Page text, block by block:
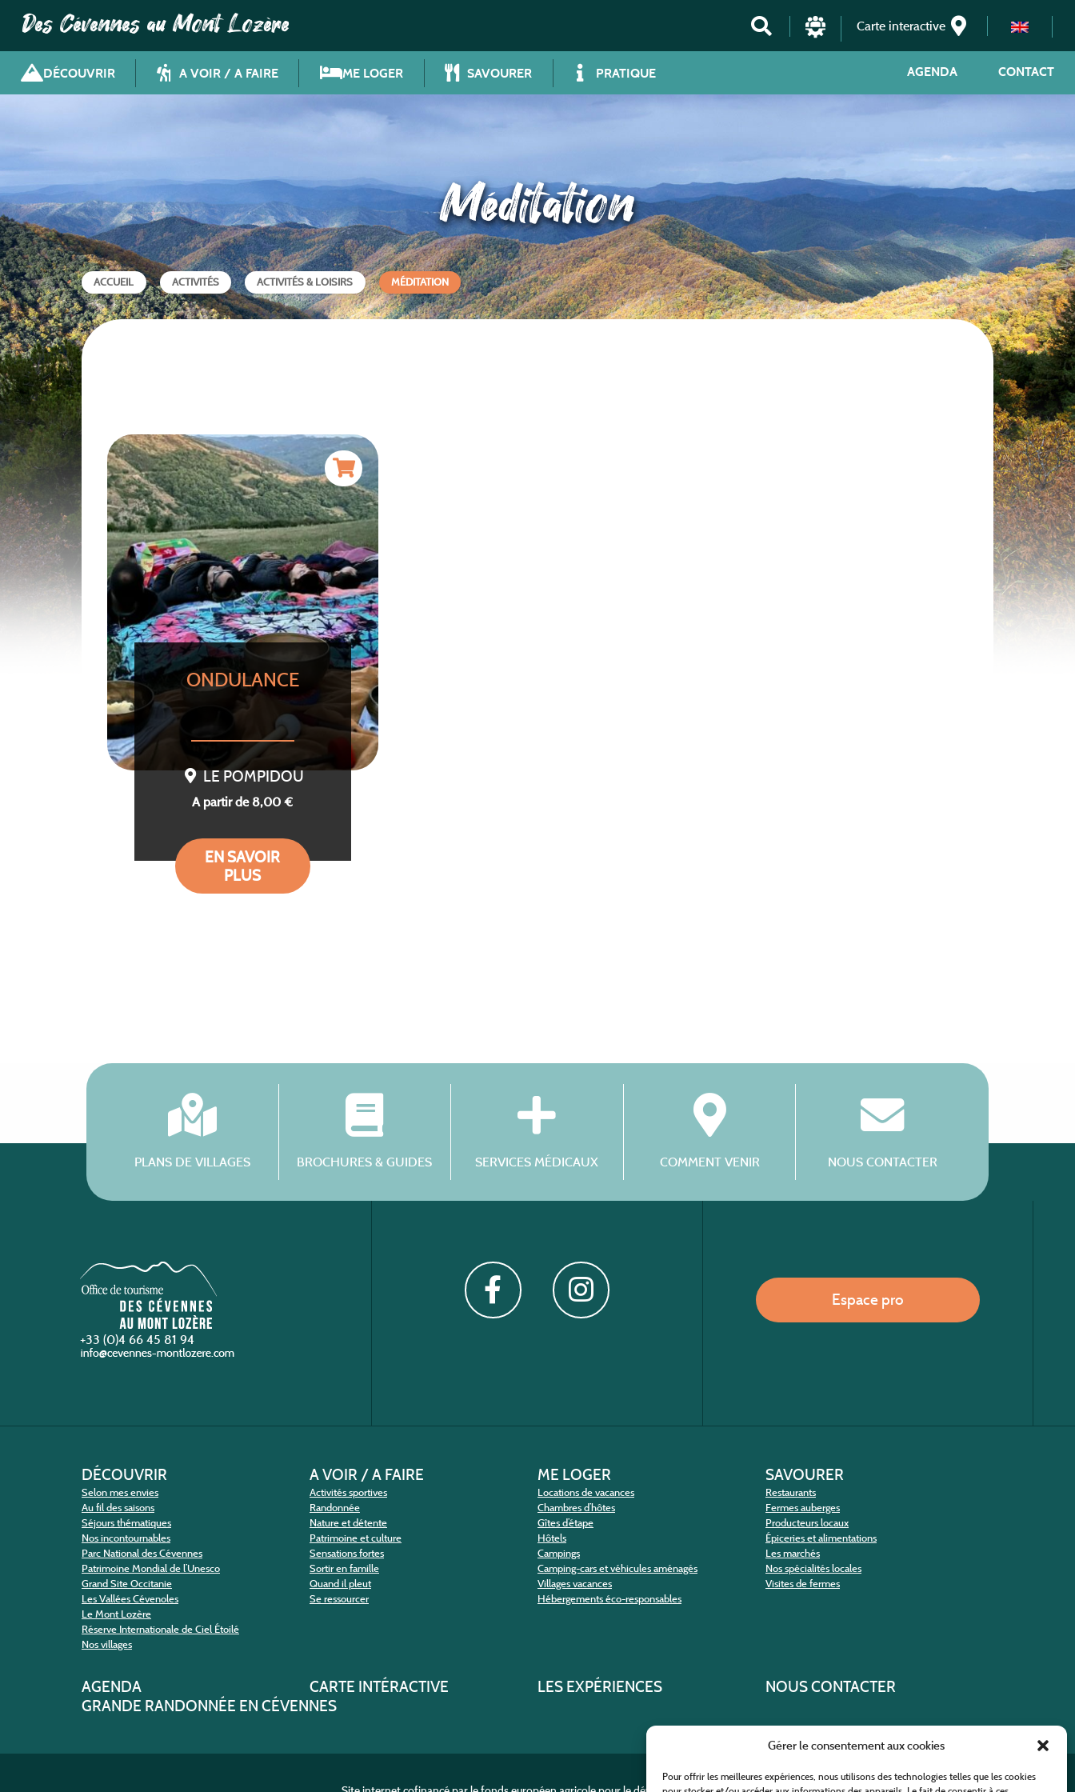
Gérer le consentement aux cookies
Pour offrir les meilleures expériences, nous utilisons des technologies telles que les cookies
Des Cévennes au Mont Lozère Carte interactive
DÉCOUVRIR A VOIR / A FAIRE ME LOGER SAVOURER PRATIQUE CONTACT
AGENDA
Méditation
ACCUEIL ACTIVITÉS ACTIVITÉS & LOISIRS MÉDITATION
ONDULANCE
LE POMPIDOU
A partir de 8,00 €
EN SAVOIR
PLUS
PLANS DE VILLAGES BROCHURES & GUIDES SERVICES MÉDICAUX COMMENT VENIR NOUS CONTACTER
+33 (0)4 66 45 81 94
Espace pro
DÉCOUVRIR
Selon mes envies
Au fil des saisons
Séjours thématiques
Nos incontournables
Parc National des Cévennes
Patrimoine Mondial de l’Unesco
Grand Site Occitanie
Les Vallées Cévenoles
Le Mont Lozère
Réserve Internationale de Ciel Étoilé
Nos villages
A VOIR / A FAIRE
Activités sportives
Randonnée
Nature et détente
Patrimoine et culture
Sensations fortes
Sortir en famille
Quand il pleut
Se ressourcer
ME LOGER
Locations de vacances
Chambres d’hôtes
Gîtes d’étape
Hôtels
Campings
Camping-cars et véhicules aménagés
Villages vacances
Hébergements éco-responsables
SAVOURER
Restaurants
Fermes auberges
Producteurs locaux
Épiceries et alimentations
Les marchés
Nos spécialités locales
Visites de fermes
AGENDA CARTE INTÉRACTIVE LES EXPÉRIENCES
NOUS CONTACTER
GRANDE RANDONNÉE EN CÉVENNES